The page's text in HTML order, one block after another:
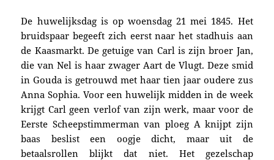
De huwelijksdag is op woensdag 21 mei 1845. Het
bruidspaar begeeft zich eerst naar het stadhuis aan
de Kaasmarkt. De getuige van Carl is zijnbroer Jan,
die vanNel is haar zwager Aart de Vlugt. Deze smid
in Gouda is getrouwd met haar tien jaar oudere zus
Anna Sophia. Voor een huwelijk midden in de week
krijgt Carl geen verlof van zijn werk, maar voor de
Eerste Scheepstimmerman van ploeg A knijpt zijn
baas beslist een oogje dicht, maar uit de
betaalsrollen blijkt dat niet. Het gezelschap